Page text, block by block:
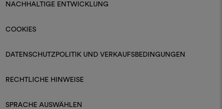
NACHHALTIGE ENTWICKLUNG
COOKIES
DATENSCHUTZPOLITIK UND VERKAUFSBEDINGUNGEN
RECHTLICHE HINWEISE
SPRACHE AUSWÄHLEN